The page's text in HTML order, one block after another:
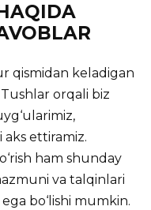
qismidan keladigan
Tushlar orqali biz
ettiramiz.
ham shunday
va talqinlari
bo‘lishi mumkin.